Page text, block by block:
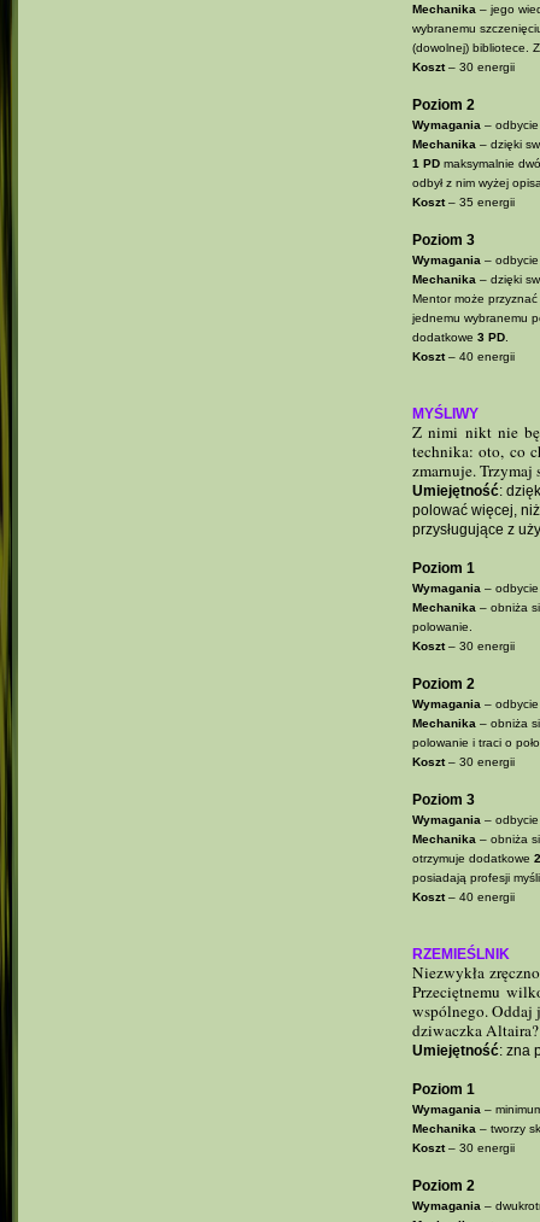
Mechanika – jego
wybranemu
(dowolnej) bibliotece.
Koszt– 30 energii
Poziom 2
Wymagania –
Mechanika – dzięki
1 PDmaksymalnie
odbył z nim wyżej
Koszt– 35 energii
Poziom 3
Wymagania –
Mechanika – dzięki
Mentor może przyznać
jednemu wybranemu
dodatkowe 3 PD.
Koszt– 40 energii
MYŚLIWY
Z nimi nikt nie
technika: oto, co
zmarnuje. Trzymaj
Umiejętność:
polować więcej,
przysługujące z
Poziom 1
Wymagania –
Mechanika – obniża
polowanie.
Koszt– 30 energii
Poziom 2
Wymagania –
Mechanika – obniża
polowanie i traci o
Koszt– 30 energii
Poziom 3
Wymagania –
Mechanika – obniża
otrzymuje dodatkowe
posiadają profesji
Koszt– 40 energii
RZEMIEŚLNIK
Niezwykła
Przeciętnemu
wspólnego. Oddaj
dziwaczka Altaira?
Umiejętność: zna
Poziom 1
Wymagania –
Mechanika – tworzy
Koszt– 30 energii
Poziom 2
Wymagania –